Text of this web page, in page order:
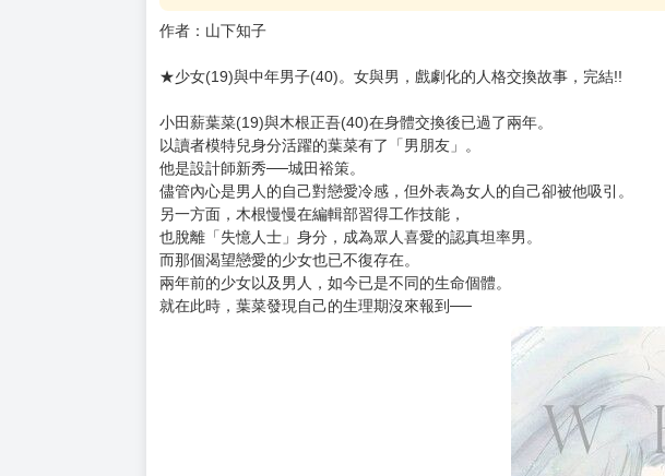
作者：山下知子
★少女(19)與中年男子(40)。女與男，戲劇化的人格交換故事，完結!!
小田薪葉菜(19)與木根正吾(40)在身體交換後已過了兩年。
以讀者模特兒身分活躍的葉菜有了「男朋友」。
他是設計師新秀──城田裕策。
儘管內心是男人的自己對戀愛冷感，但外表為女人的自己卻被他吸引。
另一方面，木根慢慢在編輯部習得工作技能，
也脫離「失憶人士」身分，成為眾人喜愛的認真坦率男。
而那個渴望戀愛的少女也已不復存在。
兩年前的少女以及男人，如今已是不同的生命個體。
就在此時，葉菜發現自己的生理期沒來報到──